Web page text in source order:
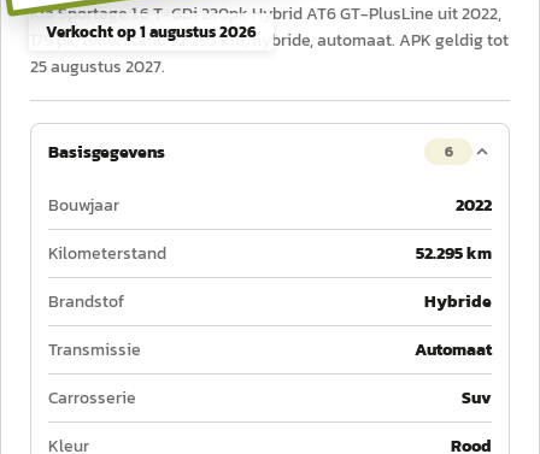
Verkocht op1 augustus 2026
Kia Sportage 1.6 T-GDi 230pk Hybrid AT6 GT-PlusLine uit 2022,
179 pk, tellerstand 52.295 km, hybride, automaat. APK geldig tot
25 augustus 2027.
Basisgegevens 6
Bouwjaar
2022
Kilometerstand
52.295 km
Brandstof
Hybride
Transmissie
Automaat
Carrosserie
Suv
Kleur
Rood